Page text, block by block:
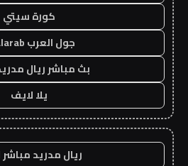
كورة سيتي
جول العرب goalarab
بث مباشر ريال
يلا لايف
ريال مدريد مباشر